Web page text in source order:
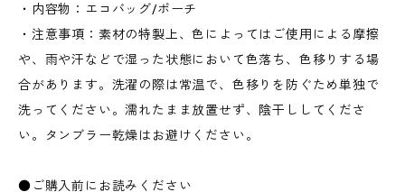
・内容物：エコバッグ/ポーチ
・注意事項：素材の特製上、色によってはご使用による摩擦
や、雨や汗などで湿った状態において色落ち、色移りする場
合があります。洗濯の際は常温で、色移りを防ぐため単独で
洗ってください。濡れたまま放置せず、陰干ししてくださ
い。タンブラー乾燥はお避けください。
●ご購入前にお読みください